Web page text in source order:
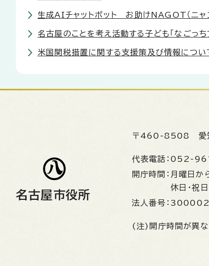
生成AIチャットボット お助けNAGOT（ニャ
名古屋のことを考え活動する子ども「なごっち
米国関税措置に関する支援策及び情報につい
名古屋市役所
〒460-8508 愛
代表電話： 052-
開庁時間： 月曜日か
休日・祝
法人番号：
(注)開庁時間が異な